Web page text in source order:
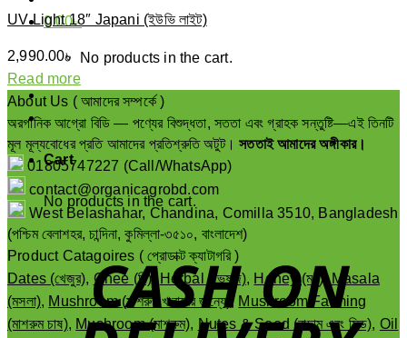
0.00৳
No products in the cart.
Login
Cart
No products in the cart.
UV Light 18″ Japani (ইউভি লাইট)
2,990.00৳
Read more
About Us ( আমাদের সম্পর্কে )
অরগানিক আগ্রো বিডি — পণ্যের বিশুদ্ধতা, সততা এবং গ্রাহক সন্তুষ্টি—এই তিনটি
মূল মূল্যবোধের প্রতি আমাদের প্রতিশ্রুতি অটুট।সততাই আমাদের অঙ্গীকার।
01805747227 (Call/WhatsApp)
contact@organicagrobd.com
West Belashahar, Chandina, Comilla 3510, Bangladesh
(পশ্চিম বেলাশহর, চান্দিনা, কুমিল্লা-৩৫১০, বাংলাদেশ)
Product Catagoires ( প্রোডাক্ট ক্যাটাগরি )
Dates (খেজুর), Ghee (ঘি) ,Herbal (ভেষজ), Honey (মধু) ,Masala
(মসলা), Mushroom (মাশরুম খাবারের জন্যে) , Mushroom Farming
(মাশরুম চাষ), Mushroom (মাশরুম), Nutes & Seed (বাদাম এবং সিড), Oil